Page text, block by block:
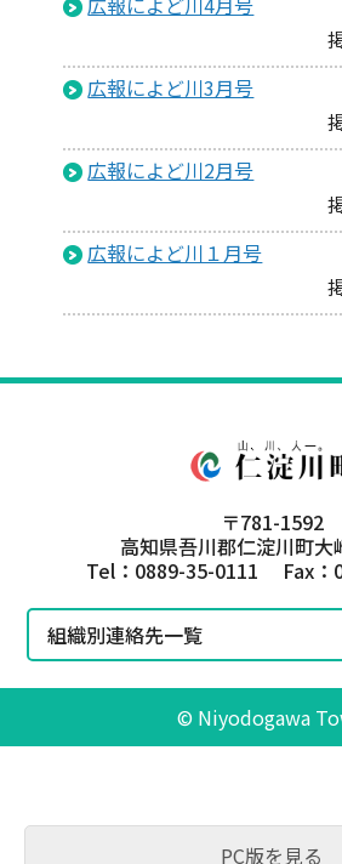
広報によど川3月号
広報によど川2月号
広報によど川１月号
〒781-1592
高知県吾川郡仁淀川町大
Tel：0889-35-0111 Fax：
組織別連絡先一覧
© Niyodogawa
PC版を見る